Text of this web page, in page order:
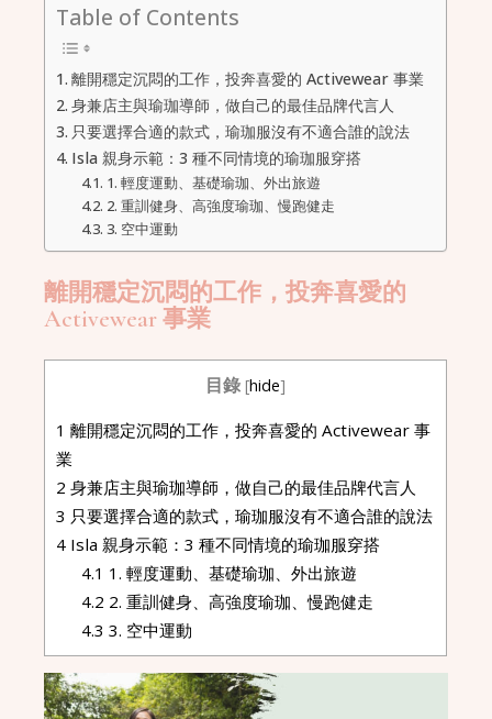
Table of Contents
離開穩定沉悶的工作，投奔喜愛的 Activewear 事業
身兼店主與瑜珈導師，做自己的最佳品牌代言人
只要選擇合適的款式，瑜珈服沒有不適合誰的說法
Isla 親身示範：3 種不同情境的瑜珈服穿搭
1. 輕度運動、基礎瑜珈、外出旅遊
2. 重訓健身、高強度瑜珈、慢跑健走
3. 空中運動
離開穩定沉悶的工作，投奔喜愛的
Activewear 事業
目錄 [hide]
1 離開穩定沉悶的工作，投奔喜愛的 Activewear 事
業
2 身兼店主與瑜珈導師，做自己的最佳品牌代言人
3 只要選擇合適的款式，瑜珈服沒有不適合誰的說法
4 Isla 親身示範：3 種不同情境的瑜珈服穿搭
4.1 1. 輕度運動、基礎瑜珈、外出旅遊
4.2 2. 重訓健身、高強度瑜珈、慢跑健走
4.3 3. 空中運動